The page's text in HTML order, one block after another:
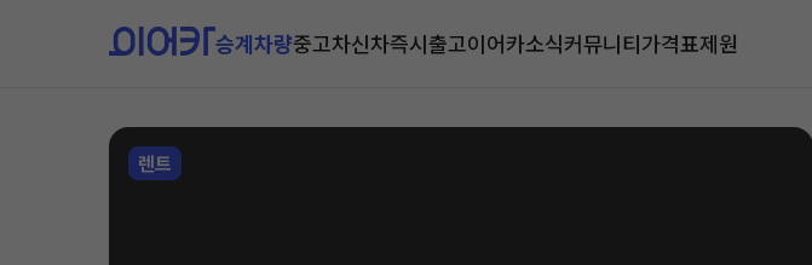
승계차량중고차신차즉시출고이어카소식커뮤니티가격표제원
렌트